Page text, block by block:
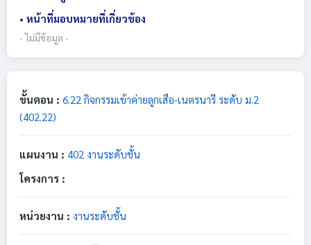
• หน้าที่มอบหมายที่เกี่ยวข้อง
- ไม่มีข้อมูล -
ขั้นตอน : 6.22 กิจกรรมเข้าค่ายลูกเสือ-เนตรนารี ระดับ ม.2
(402.22)
แผนงาน : 402 งานระดับชั้น
โครงการ :
หน่วยงาน : งานระดับชั้น